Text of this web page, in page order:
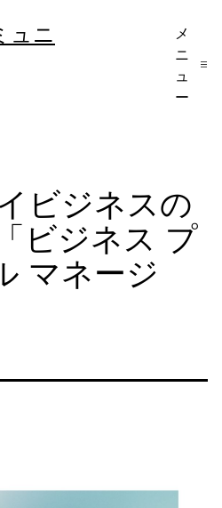
ュニ
メ
ニ
ュ
ー
ビジネスの
ビジネス プ
マネージ